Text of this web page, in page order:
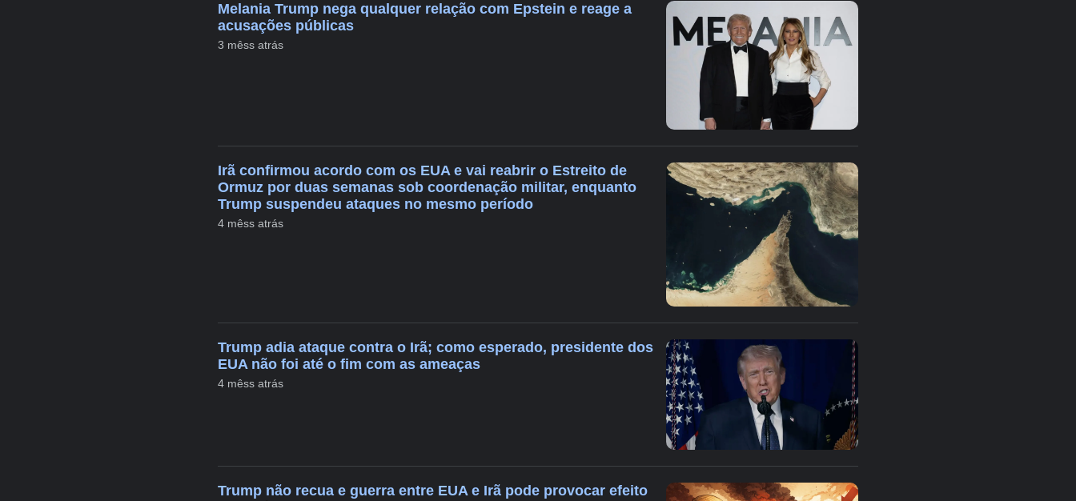
Melania Trump nega qualquer relação com Epstein e reage a
acusações públicas
3 mêss atrás
Irã confirmou acordo com os EUA e vai reabrir o Estreito de
Ormuz por duas semanas sob coordenação militar, enquanto
Trump suspendeu ataques no mesmo período
4 mêss atrás
Trump adia ataque contra o Irã; como esperado, presidente dos
EUA não foi até o fim com as ameaças
4 mêss atrás
Trump não recua e guerra entre EUA e Irã pode provocar efeito